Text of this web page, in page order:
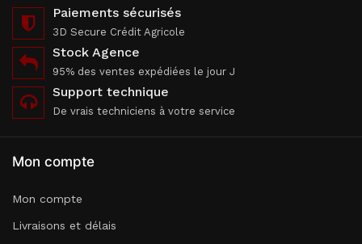
Paiements sécurisés
3D Secure Crédit Agricole
Stock Agence
95% des ventes expédiées le jour J
Support technique
De vrais techniciens à votre service
Mon compte
Mon compte
Livraisons et délais